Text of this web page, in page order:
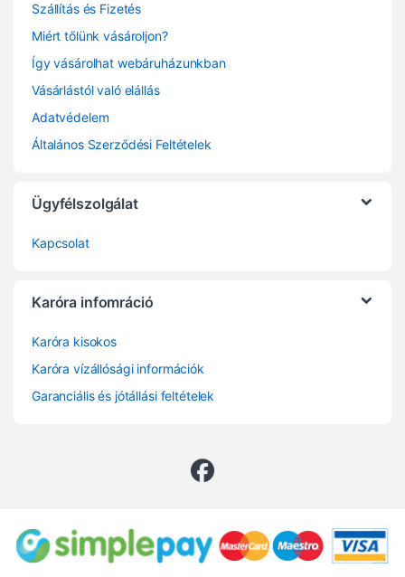
Szállítás és Fizetés
Miért tőlünk vásároljon?
Így vásárolhat webáruházunkban
Vásárlástól való elállás
Adatvédelem
Általános Szerződési Feltételek
Ügyfélszolgálat
Kapcsolat
Karóra infomráció
Karóra kisokos
Karóra vízállósági információk
Garanciális és jótállási feltételek